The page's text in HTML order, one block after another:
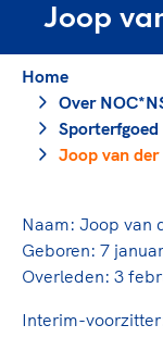
Sportagenda
Leden
Algemene
Raad van
Onze partners
Geven aan
Bonden en
Clubbestuurders
Trainer-
Officials
Topsport
Paralympische
TeamNL
Pers
Joop
Home
Over
Sporterfgoed
Joop van der
Naam: Joop van
Geboren: 7
Overleden: 3
Interim-